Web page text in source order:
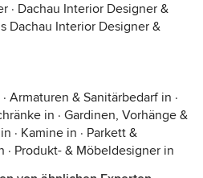
· Dachau Interior Designer &
Dachau Interior Designer &
· Armaturen & Sanitärbedarf in ·
in · Gardinen, Vorhänge &
· Kamine in · Parkett &
· Produkt- & Möbeldesigner in